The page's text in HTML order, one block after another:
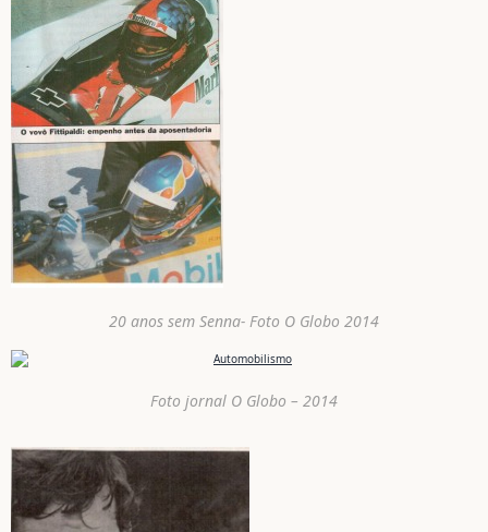
20 anos sem Senna- Foto O Globo 2014
Foto jornal O Globo – 2014